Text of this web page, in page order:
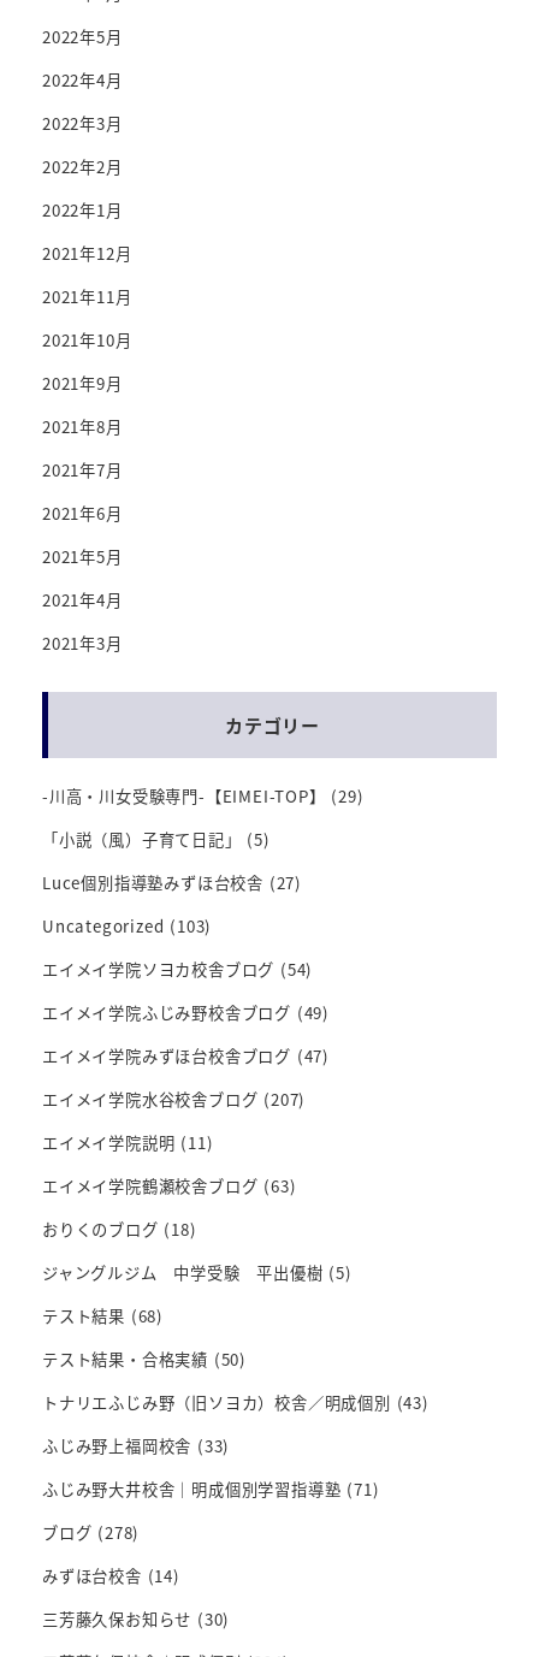
2022年5月
2022年4月
2022年3月
2022年2月
2022年1月
2021年12月
2021年11月
2021年10月
2021年9月
2021年8月
2021年7月
2021年6月
2021年5月
2021年4月
2021年3月
カテゴリー
-川高・川女受験専門-【EIMEI-TOP】
(29)
「小説（風）子育て日記」
(5)
Luce個別指導塾みずほ台校舎 (27)
Uncategorized (103)
エイメイ学院ソヨカ校舎ブログ (54)
エイメイ学院ふじみ野校舎ブログ (49)
エイメイ学院みずほ台校舎ブログ (47)
エイメイ学院水谷校舎ブログ (207)
エイメイ学院説明 (11)
エイメイ学院鶴瀬校舎ブログ (63)
おりくのブログ (18)
ジャングルジム 中学受験 平出優樹 (5)
テスト結果 (68)
テスト結果・合格実績 (50)
トナリエふじみ野（旧ソヨカ）校舎／明成個別 (43)
ふじみ野上福岡校舎 (33)
ふじみ野大井校舎｜明成個別学習指導塾 (71)
ブログ (278)
みずほ台校舎 (14)
三芳藤久保お知らせ (30)